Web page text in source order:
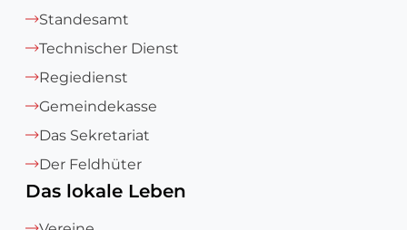
Standesamt
Technischer Dienst
Regiedienst
Gemeindekasse
Das Sekretariat
Der Feldhüter
Das lokale Leben